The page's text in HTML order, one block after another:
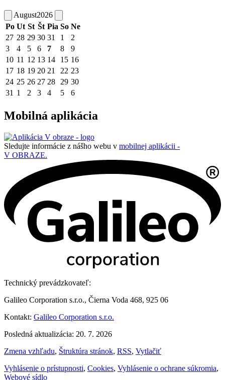
August2026
Po Ut St Št Pia So Ne
27 28 29 30 31 1
2
3
4 5 6 7 8
9
10 11 12 13 14 15 16
17 18 19 20 21 22 23
24 25 26 27 28 29 30
31 1 2 3 4 5 6
Mobilná aplikácia
Sledujte informácie z nášho webu v mobilnej aplikácii -
V OBRAZE.
Technický prevádzkovateľ:
Galileo Corporation s.r.o., Čierna Voda 468, 925 06
Kontakt: Galileo Corporation s.r.o.
Posledná aktualizácia: 20. 7. 2026
Zmena vzhľadu, Štruktúra stránok, RSS, Vytlačiť
Vyhlásenie o prístupnosti, Cookies, Vyhlásenie o ochrane súkromia,
Webové sídlo